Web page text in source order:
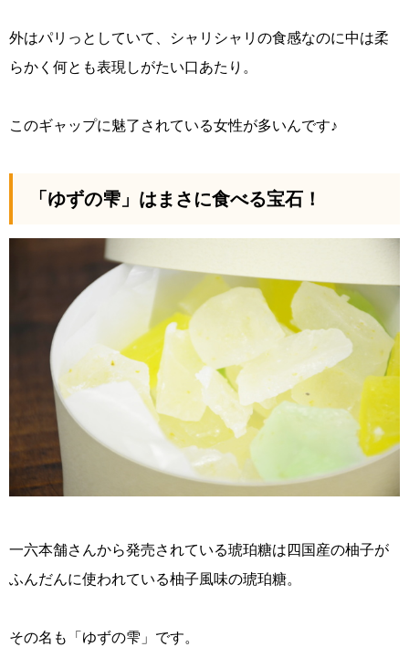
外はパリっとしていて、シャリシャリの食感なのに中は柔
らかく何とも表現しがたい口あたり。
このギャップに魅了されている女性が多いんです♪
「ゆずの雫」はまさに食べる宝石！
一六本舗さんから発売されている琥珀糖は四国産の柚子が
ふんだんに使われている柚子風味の琥珀糖。
その名も「ゆずの雫」です。